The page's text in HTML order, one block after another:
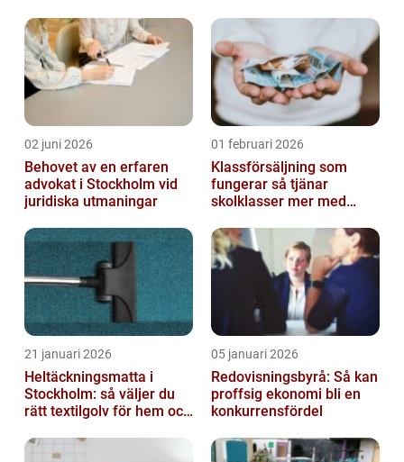
02 juni 2026
Behovet av en erfaren
advokat i Stockholm vid
juridiska utmaningar
01 februari 2026
Klassförsäljning som
fungerar så tjänar
skolklasser mer med
21 januari 2026
Heltäckningsmatta i
Stockholm: så väljer du
rätt textilgolv för hem och
05 januari 2026
Redovisningsbyrå: Så kan
proffsig ekonomi bli en
konkurrensfördel